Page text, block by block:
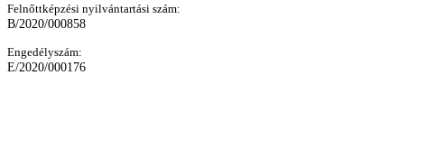
Felnőttképzési nyilvántartási szám:
B/2020/000858
Engedélyszám:
E/2020/000176